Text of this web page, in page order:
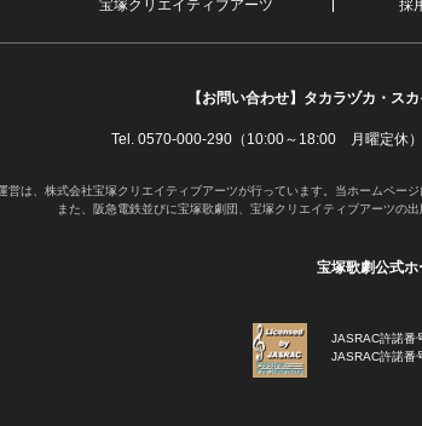
宝塚クリエイティブアーツ 採
【お問い合わせ】 タカラヅカ・ス
Tel. 0570-000-290（10:00～18:00 月曜定休）
営は、株式会社宝塚クリエイティブアーツが行っています。当ホームペー
また、阪急電鉄並びに宝塚歌劇団、宝塚クリエイティブアーツの
宝塚歌劇公式
JASRAC許諾番
JASRAC許諾